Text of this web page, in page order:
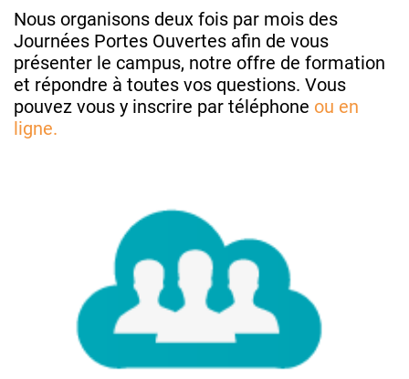
Nous organisons deux fois par mois des
Journées Portes Ouvertes afin de vous
présenter le campus, notre offre de formation
et répondre à toutes vos questions. Vous
pouvez vous y inscrire par téléphone ou en
ligne.